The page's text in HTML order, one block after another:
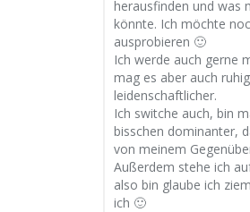
herausfinden und was
könnte. Ich möchte
ausprobieren 🙂
Ich werde auch gerne
mag es aber auch
leidenschaftlicher.
Ich switche auch, bin
bisschen dominanter,
von meinem
Außerdem stehe ich
also bin glaube ich
ich 🙂